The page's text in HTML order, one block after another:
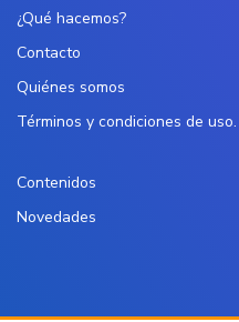
¿Qué hacemos?
Contacto
Quiénes somos
Términos y condiciones de uso.
Contenidos
Novedades